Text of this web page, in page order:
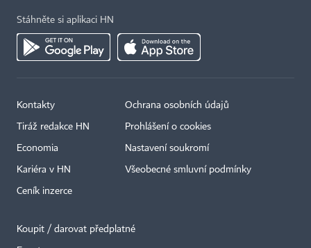
Stáhněte si aplikaci HN
Kontakty
Tiráž redakce HN
Economia
Kariéra v HN
Ceník inzerce
Ochrana osobních údajů
Prohlášení o cookies
Nastavení soukromí
Všeobecné smluvní podmínky
Koupit / darovat předplatné